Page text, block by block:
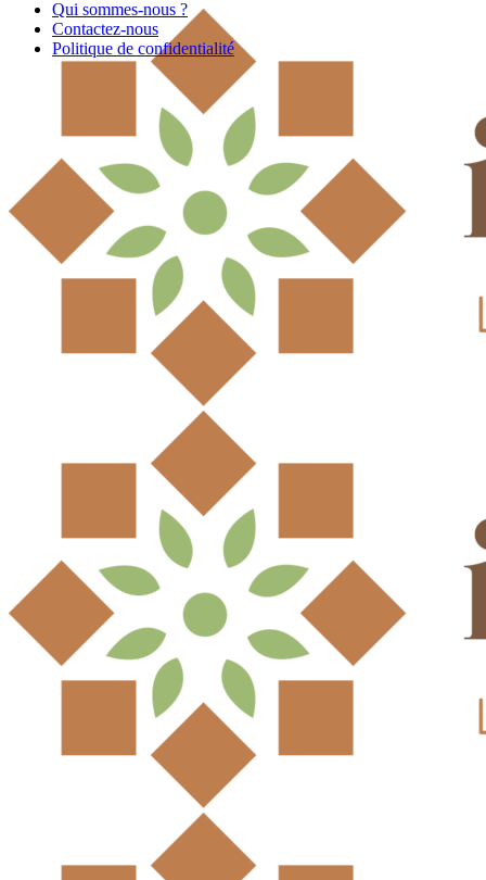
Qui sommes-nous ?
Contactez-nous
Politique de confidentialité